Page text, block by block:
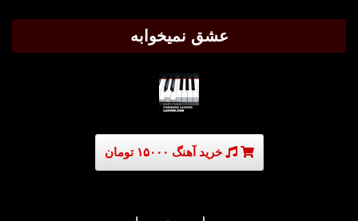
عشق نمیخوابه
خرید آهنگ ۱۵۰۰۰ تومان